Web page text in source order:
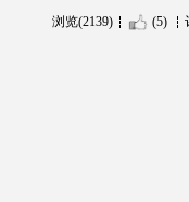
浏览(2139) (5)